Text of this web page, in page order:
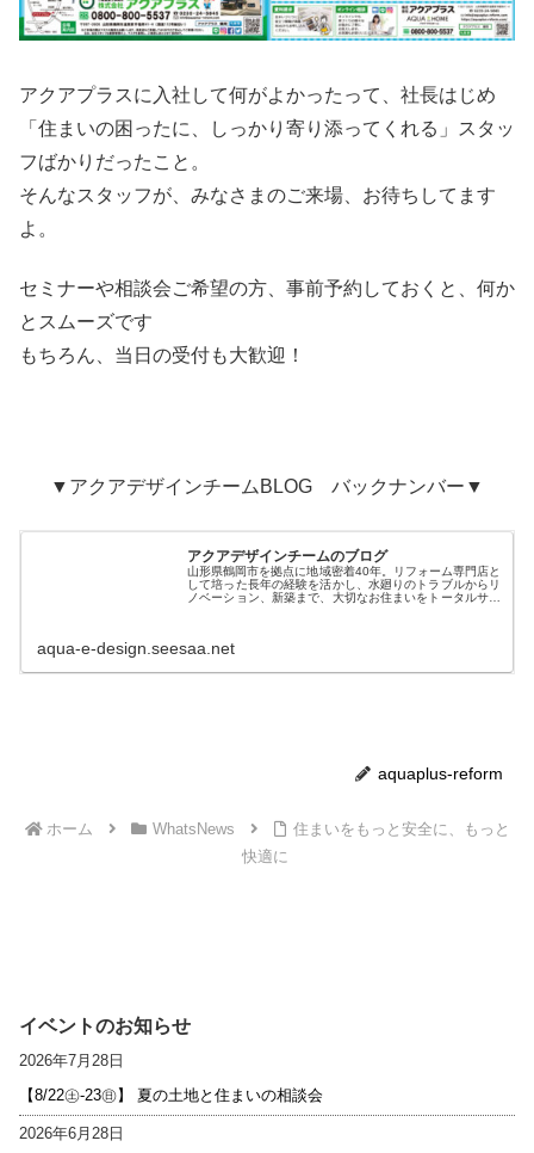
アクアプラスに入社して何がよかったって、社長はじめ
「住まいの困ったに、しっかり寄り添ってくれる」スタッ
フばかりだったこと。
そんなスタッフが、みなさまのご来場、お待ちしてます
よ。
セミナーや相談会ご希望の方、事前予約しておくと、何か
とスムーズです
もちろん、当日の受付も大歓迎！
▼アクアデザインチームBLOG バックナンバー▼
アクアデザインチームのブログ
山形県鶴岡市を拠点に地域密着40年。リフォーム専門店と
して培った長年の経験を活かし、水廻りのトラブルからリ
ノベーション、新築まで、大切なお住まいをトータルサポ
aqua-e-design.seesaa.net
aquaplus-reform
ホーム WhatsNews
住まいをもっと安全に、もっと
快適に
イベントのお知らせ
2026年7月28日
【8/22㊏-23㊐】 夏の土地と住まいの相談会
2026年6月28日